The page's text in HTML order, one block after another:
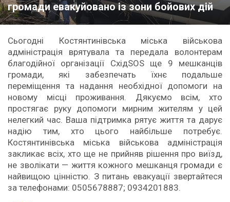
громади евакуйовано із зони бойових дій
Сьогодні Костянтинівська міська військова
адміністрація врятувала та передала волонтерам
благодійної організації СхідSOS ще 9 мешканців
громади, які забезпечать їхнє подальше
переміщення та надання необхідної допомоги на
новому місці проживання. Дякуємо всім, хто
простягає руку допомоги мирним жителям у цей
нелегкий час. Ваша підтримка рятує життя та дарує
надію тим, хто цього найбільше потребує.
Костянтинівська міська військова адміністрація
закликає всіх, хто ще не прийняв рішення про виїзд,
не зволікати — життя кожного мешканця громади є
найвищою цінністю. З питань евакуації звертайтеся
за телефонами: 0505678887; 0934201883.